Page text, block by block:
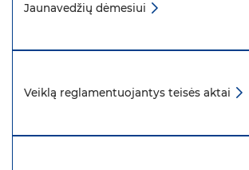
Jaunavedžių dėmesiui
Veiklą reglamentuojantys teisės aktai